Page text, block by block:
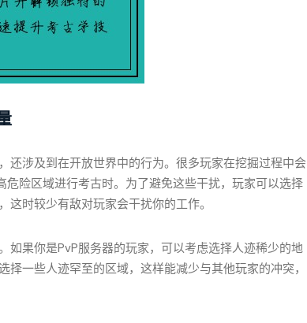
还涉及到在开放世界中的行为。很多玩家在挖掘过程中会
险区域进行考古时。为了避免这些干扰，玩家可以选择
时较少有敌对玩家会干扰你的工作。
如果你是PvP服务器的玩家，可以考虑选择人迹稀少的地
一些人迹罕至的区域，这样能减少与其他玩家的冲突，